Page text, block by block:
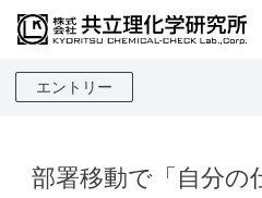
エントリー
部署移動で「自分の